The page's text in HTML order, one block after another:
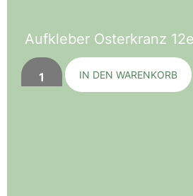
Aufkleber Osterkranz
IN DEN WARENKORB